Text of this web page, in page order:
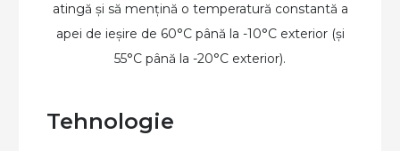
atingă și să mențină o temperatură constantă a
apei de ieșire de 60°C până la -10°C exterior (și
55°C până la -20°C exterior).
Tehnologie